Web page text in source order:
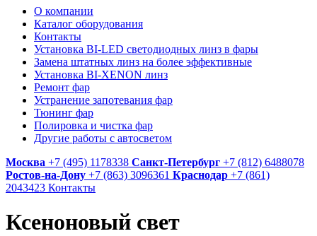
О компании
Каталог оборудования
Контакты
Установка BI-LED светодиодных линз в фары
Замена штатных линз на более эффективные
Установка BI-XENON линз
Ремонт фар
Устранение запотевания фар
Тюнинг фар
Полировка и чистка фар
Другие работы с автосветом
Москва +7 (495) 1178338 Санкт-Петербург +7 (812) 6488078
Ростов-на-Дону +7 (863) 3096361 Краснодар +7 (861)
2043423 Контакты
Ксеноновый свет